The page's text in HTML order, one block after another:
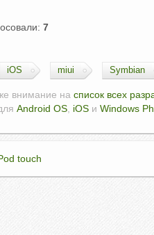
7
iOS miui Symbian
внимание на список всех
Android OS, iOS и Windows
touch